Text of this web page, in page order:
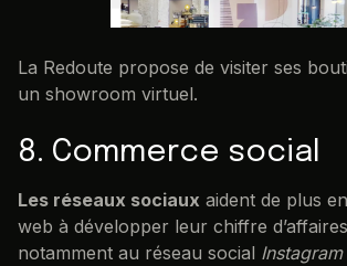
La Redoute propose de visiter ses
un showroom virtuel.
8. Commerce social
Les réseaux sociaux aident de plus
web à développer leur chiffre
notamment au réseau social Instagram